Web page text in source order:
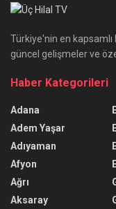
Türkiye'nin en
güncel gelişmeler ve
Haber Kategorileri
Adana
Adem Yaşar
Adıyaman
Afyon
Ağrı
Aksaray